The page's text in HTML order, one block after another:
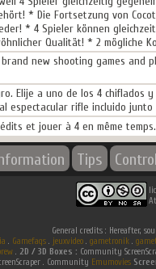
* Die Fortsetzung von
* 4 Spieler können
Qualität! * 2 mögliche
brand new shooting games
Elije a uno de los 4
espectacular rifle incluido
et jouer à 4 en même
Tips
General credits : Hereafter,
. Gamefaqs. jeuxvideo. gametronik.
. 2D / 3D Boxes : Community
. Community Emumovies